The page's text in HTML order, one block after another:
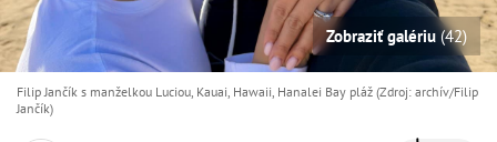
Zobraziť galériu(42)
Filip Jančík s manželkou Luciou, Kauai, Hawaii, Hanalei Bay pláž (Zdroj: archív/Filip
Jančík)